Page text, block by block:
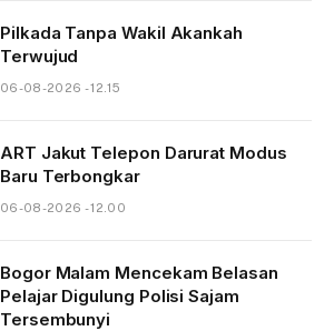
Pilkada Tanpa Wakil Akankah
Terwujud
06-08-2026 - 12.15
ART Jakut Telepon Darurat Modus
Baru Terbongkar
06-08-2026 - 12.00
Bogor Malam Mencekam Belasan
Pelajar Digulung Polisi Sajam
Tersembunyi